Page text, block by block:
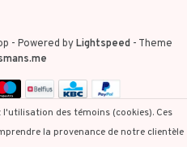
- Powered byLightspeed - Theme
des témoins (cookies). Ces
la provenance de notre clientèle